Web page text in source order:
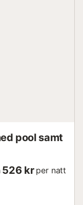
pool samt
526 kr per natt